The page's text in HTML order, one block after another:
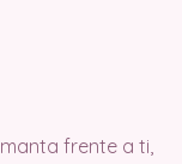
frente a ti,